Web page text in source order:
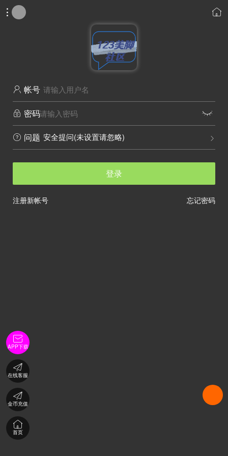
 
 帐号
 密码 
 问题 
安全提问(未设置请忽略)
登录
忘记密码
注册新帐号

APP下载

在线客服

金币充值

首页